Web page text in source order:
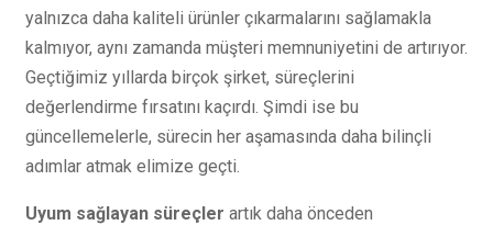
yalnızca daha kaliteli ürünler çıkarmalarını sağlamakla
kalmıyor, aynı zamanda müşteri memnuniyetini de artırıyor.
Geçtiğimiz yıllarda birçok şirket, süreçlerini
değerlendirme fırsatını kaçırdı. Şimdi ise bu
güncellemelerle, sürecin her aşamasında daha bilinçli
adımlar atmak elimize geçti.
Uyum sağlayan süreçler artık daha önceden